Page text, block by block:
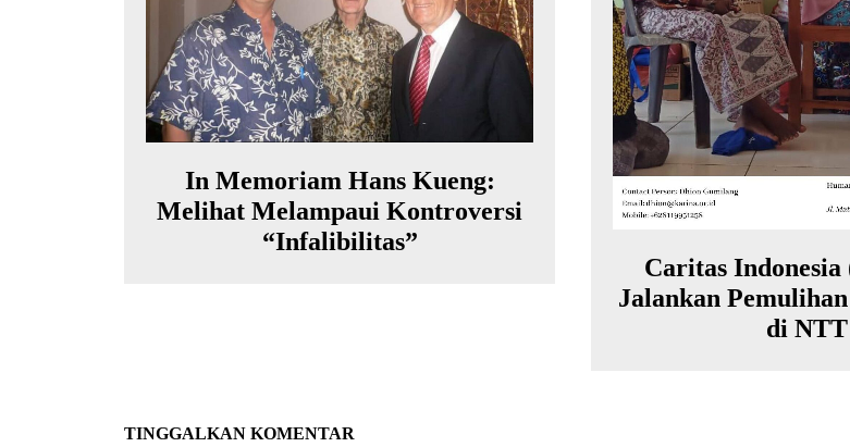
In Memoriam Hans Kueng:
Melihat Melampaui Kontroversi
“Infalibilitas”
Caritas
Jalankan
di NTT
TINGGALKAN KOMENTAR